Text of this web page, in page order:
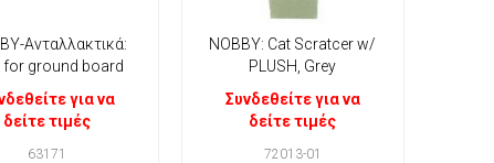
Ανταλλακτικά:
for ground board
για να
δείτε τιμές
63171
NOBBY: Cat Scratcer w/
PLUSH, Grey
Συνδεθείτε για να
δείτε τιμές
72013-01